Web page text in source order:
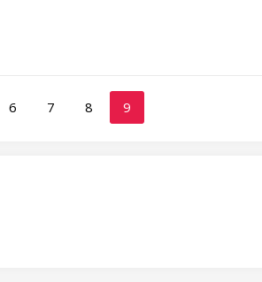
6 7 8 9